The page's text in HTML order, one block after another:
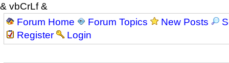
& vbCrLf &
Forum Home
Forum Topics New Posts
Register
Login